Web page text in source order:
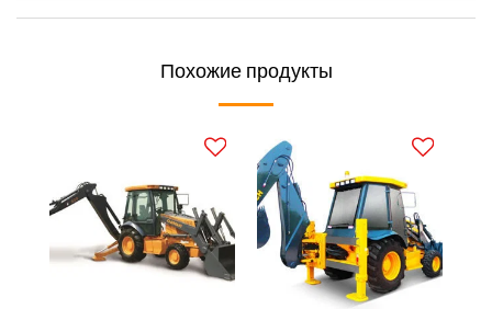
Похожие продукты